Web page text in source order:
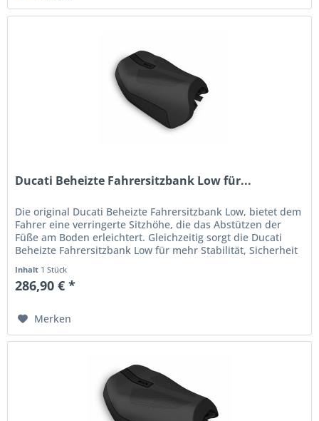
Ducati Beheizte Fahrersitzbank Low für...
Die original Ducati Beheizte Fahrersitzbank Low, bietet dem
Fahrer eine verringerte Sitzhöhe, die das Abstützen der
Füße am Boden erleichtert. Gleichzeitig sorgt die Ducati
Beheizte Fahrersitzbank Low für mehr Stabilität, Sicherheit
Inhalt 1 Stück
286,90 € *
Merken